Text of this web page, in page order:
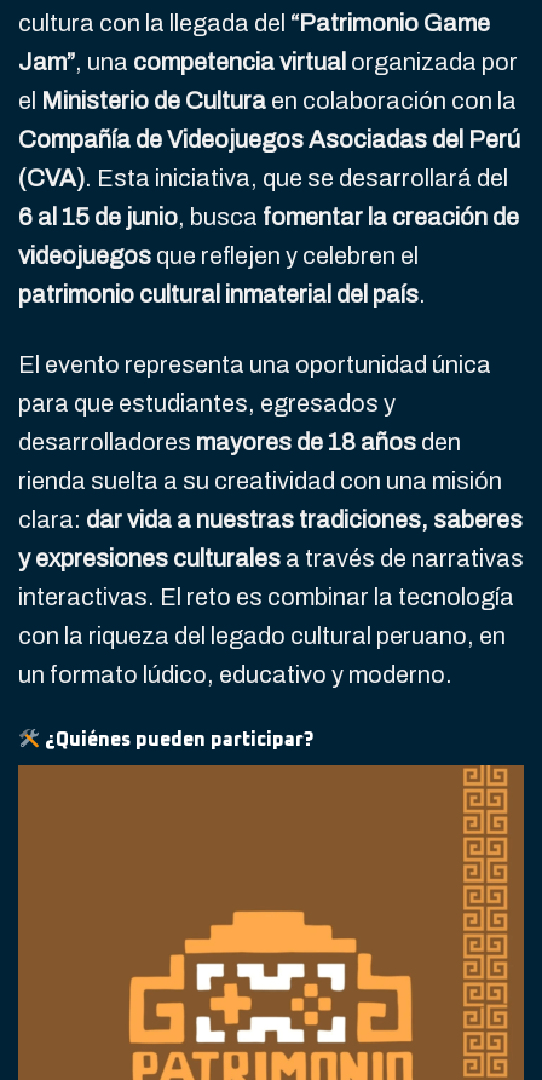
cultura con la llegada del “Patrimonio Game
Jam”, una competencia virtual organizada por
el Ministerio de Cultura en colaboración con la
Compañía de Videojuegos Asociadas del Perú
(CVA). Esta iniciativa, que se desarrollará del
6 al 15 de junio, busca fomentar la creación de
videojuegos que reflejen y celebren el
patrimonio cultural inmaterial del país.
El evento representa una oportunidad única
para que estudiantes, egresados y
desarrolladores mayores de 18 años den
rienda suelta a su creatividad con una misión
clara: dar vida a nuestras tradiciones, saberes
y expresiones culturales a través de narrativas
interactivas. El reto es combinar la tecnología
con la riqueza del legado cultural peruano, en
un formato lúdico, educativo y moderno.
¿Quiénes pueden participar?